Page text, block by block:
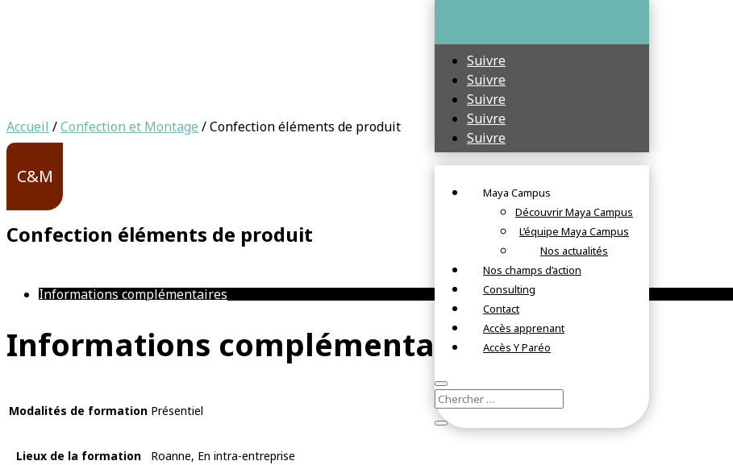
Suivre
Suivre
Suivre
Suivre
Suivre
Maya Campus
Découvrir Maya Campus
L’équipe Maya Campus
Nos actualités
Nos champs d’action
Consulting
Contact
Accès apprenant
Accès Y Paréo
Accueil /Confection et Montage / Confection éléments de produit
C&M
Confection éléments de produit
Informations complémentaires
Informations complémentaires
Modalités de formation Présentiel
Lieux de la formation Roanne, En intra-entreprise